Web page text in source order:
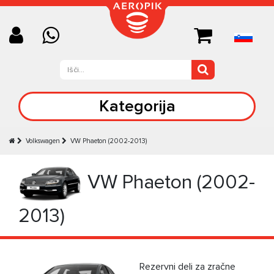
Kategorija
Volkswagen VW Phaeton (2002-2013)
VW Phaeton (2002-
2013)
Rezervni deli za zračne